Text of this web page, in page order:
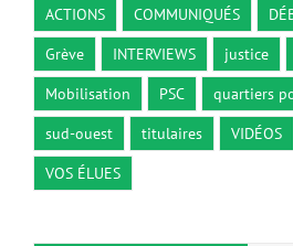
ACTIONS COMMUNIQUÉS
Grève
INTERVIEWS justice
Mobilisation
PSC quartiers
sud-ouest
titulaires VIDÉOS
VOS ÉLUES